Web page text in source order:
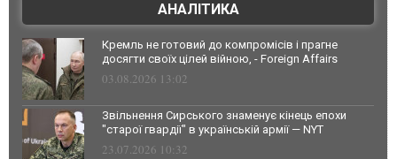
АНАЛІТИКА
Кремль не готовий до компромісів і прагне
досягти своїх цілей війною, - Foreign Affairs
03.08.2026 13:02
Звільнення Сирського знаменує кінець епохи
"старої гвардії" в українській армії — NYT
23.07.2026 10:32